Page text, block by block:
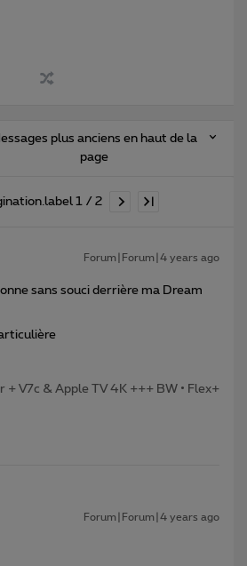
plus anciens en haut de la
page
1 / 2
Forum|Forum|4 years ago
sans souci derrière ma Dream
+ V7c & Apple TV 4K +++ BW • Flex+
Forum|Forum|4 years ago